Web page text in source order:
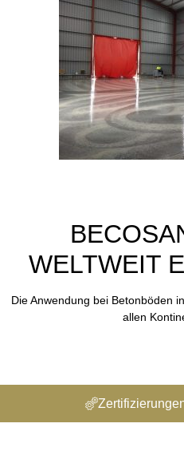
WELTWEIT
Die Anwendung bei Betonböden
allen